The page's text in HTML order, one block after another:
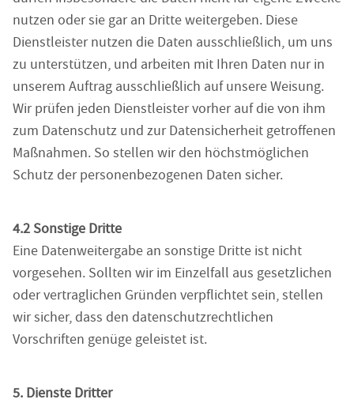
nutzen oder sie gar an Dritte weitergeben. Diese
Dienstleister nutzen die Daten ausschließlich, um uns
zu unterstützen, und arbeiten mit Ihren Daten nur in
unserem Auftrag ausschließlich auf unsere Weisung.
Wir prüfen jeden Dienstleister vorher auf die von ihm
zum Datenschutz und zur Datensicherheit getroffenen
Maßnahmen. So stellen wir den höchstmöglichen
Schutz der personenbezogenen Daten sicher.
4.2 Sonstige Dritte
Eine Datenweitergabe an sonstige Dritte ist nicht
vorgesehen. Sollten wir im Einzelfall aus gesetzlichen
oder vertraglichen Gründen verpflichtet sein, stellen
wir sicher, dass den datenschutzrechtlichen
Vorschriften genüge geleistet ist.
5. Dienste Dritter